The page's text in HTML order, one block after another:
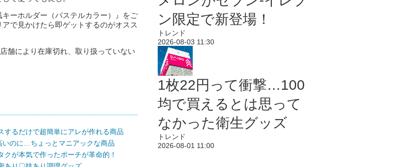
ーホルダー（パステルカラー）』をご
で見かけたら即ゲットするのがオスス
舗により在庫切れ、取り扱っていない
るだけで超簡単にアレが作れる商品
のに…ちょっとマニアックな商品
が本気で作ったポーチが革命的！
ン限定で新登場！
トレンド
2026-08-03 11:30
1枚22円って衝撃…100
均で買えるとは思って
なかった衛生グッズ
トレンド
2026-08-01 11:00